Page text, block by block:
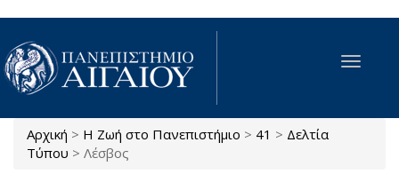
Παράκαμψη προς το κυρίως περιεχόμενο
Toggle
Είστε εδώ
Αρχική > Η Ζωή στο Πανεπιστήμιο > 41 > Δελτία
Τύπου > Λέσβος